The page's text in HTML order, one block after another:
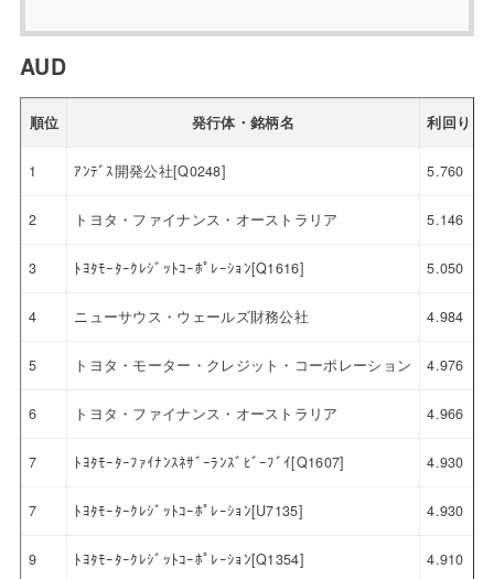
AUD
順位 発行体・銘柄名 利回り
1 ｱﾝﾃﾞｽ開発公社[Q0248] 5.760
2 トヨタ・ファイナンス・オーストラリア 5.146
3 ﾄﾖﾀﾓｰﾀｰｸﾚｼﾞｯﾄｺｰﾎﾟﾚｰｼｮﾝ[Q1616] 5.050
4 ニューサウス・ウェールズ財務公社 4.984
5 トヨタ・モーター・クレジット・コーポレーション 4.976
6 トヨタ・ファイナンス・オーストラリア 4.966
7 ﾄﾖﾀﾓｰﾀｰﾌｧｲﾅﾝｽﾈｻﾞｰﾗﾝｽﾞﾋﾞｰﾌﾞｲ[Q1607] 4.930
7 ﾄﾖﾀﾓｰﾀｰｸﾚｼﾞｯﾄｺｰﾎﾟﾚｰｼｮﾝ[U7135] 4.930
9 ﾄﾖﾀﾓｰﾀｰｸﾚｼﾞｯﾄｺｰﾎﾟﾚｰｼｮﾝ[Q1354] 4.910